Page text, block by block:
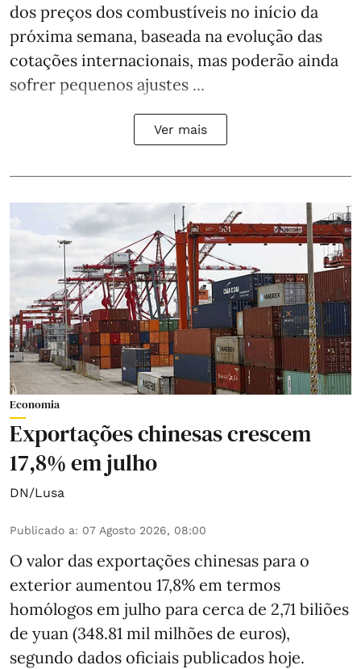
dos preços dos combustíveis no início da
próxima semana, baseada na evolução das
cotações internacionais, mas poderão ainda
sofrer pequenos ajustes ...
Ver mais
Economia
Exportações chinesas crescem
17,8% em julho
DN/Lusa
Publicado a: 07 Agosto 2026, 08:00
O valor das exportações chinesas para o
exterior aumentou 17,8% em termos
homólogos em julho para cerca de 2,71 biliões
de yuan (348.81 mil milhões de euros),
segundo dados oficiais publicados hoje.